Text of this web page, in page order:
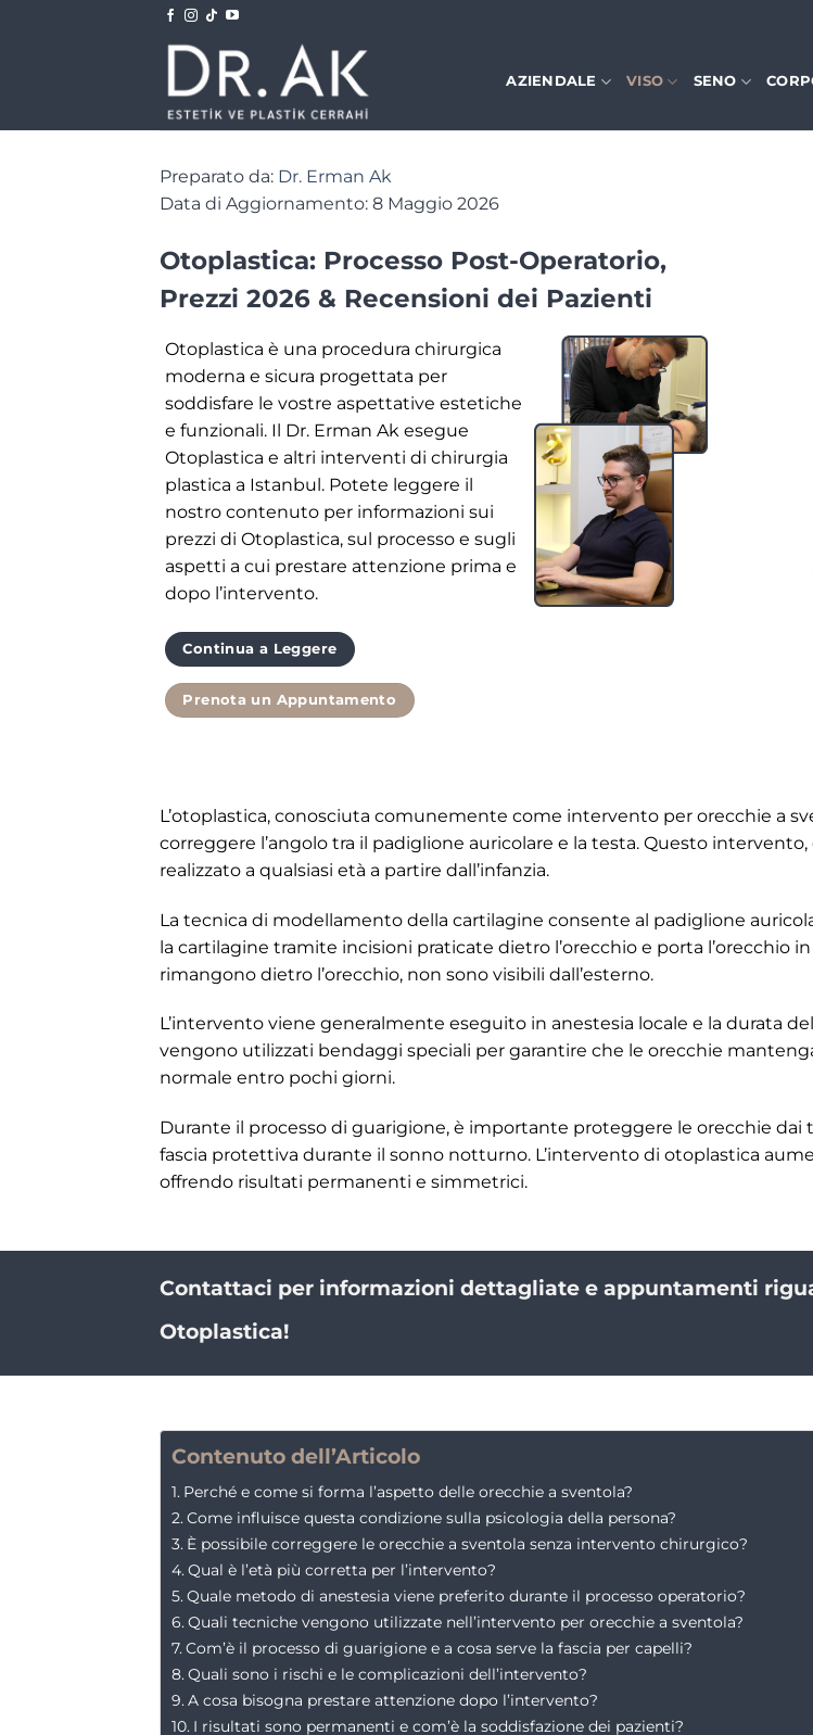
AZIENDALE VISO SENO
Preparato da: Dr. Erman Ak
Data di Aggiornamento: 8 Maggio 2026
Otoplastica: Processo Post-Operatorio,
Prezzi 2026 & Recensioni dei Pazienti
Otoplastica è una procedura chirurgica
moderna e sicura progettata per
soddisfare le vostre aspettative estetiche
e funzionali. Il Dr. Erman Ak esegue
Otoplastica e altri interventi di chirurgia
plastica a Istanbul. Potete leggere il
nostro contenuto per informazioni sui
prezzi di Otoplastica, sul processo e sugli
aspetti a cui prestare attenzione prima e
dopo l’intervento.
Continua a Leggere
Prenota un Appuntamento
L’otoplastica, conosciuta comunemente come intervento per orecchie a
correggere l’angolo tra il padiglione auricolare e la testa. Questo
realizzato a qualsiasi età a partire dall’infanzia.
La tecnica di modellamento della cartilagine consente al padiglione
la cartilagine tramite incisioni praticate dietro l’orecchio e porta l’orecchio
rimangono dietro l’orecchio, non sono visibili dall’esterno.
L’intervento viene generalmente eseguito in anestesia locale e la durata
vengono utilizzati bendaggi speciali per garantire che le orecchie
normale entro pochi giorni.
Durante il processo di guarigione, è importante proteggere le orecchie dai
fascia protettiva durante il sonno notturno. L’intervento di otoplastica
offrendo risultati permanenti e simmetrici.
Contattaci per informazioni dettagliate e appuntamenti
Otoplastica!
Contenuto dell’Articolo
Perché e come si forma l’aspetto delle orecchie a sventola?
Come influisce questa condizione sulla psicologia della persona?
È possibile correggere le orecchie a sventola senza intervento chirurgico?
Qual è l’età più corretta per l’intervento?
Quale metodo di anestesia viene preferito durante il processo operatorio?
Quali tecniche vengono utilizzate nell’intervento per orecchie a sventola?
Com’è il processo di guarigione e a cosa serve la fascia per capelli?
Quali sono i rischi e le complicazioni dell’intervento?
A cosa bisogna prestare attenzione dopo l’intervento?
I risultati sono permanenti e com’è la soddisfazione dei pazienti?